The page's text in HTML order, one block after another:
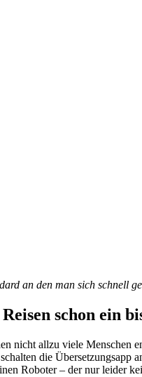
an den man sich schnell
schon ein
nicht allzu viele Menschen
die
Roboter – der nur leider